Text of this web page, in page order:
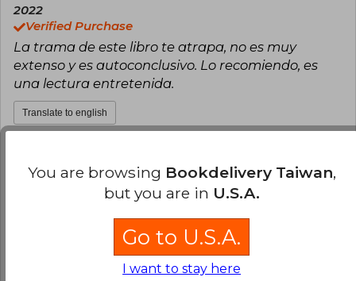
2022
Verified Purchase
La trama de este libro te atrapa, no es muy
extenso y es autoconclusivo. Lo recomiendo, es
una lectura entretenida.
Translate to english
Cecilia Saavedra
Wednesday,
September 06, 2023
Verified Purchase
A mi que me gustan las novelas de suspenso , este
esta muy bueno, hasta el final dude quien seria el
You are browsing Bookdelivery Taiwan,
but you are in U.S.A.
Go to U.S.A.
I want to stay here